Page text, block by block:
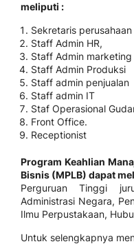
meliputi :
Sekretaris perusahaan
Staff Admin HR,
Staff Admin marketing
Staff Admin Produksi
Staff admin penjualan
Staff admin IT
Staf Operasional
Front Office.
Receptionist
Program Keahlian
Bisnis (MPLB) dapat
Perguruan Tinggi
Administrasi Negara,
Ilmu Perpustakaan,
Untuk selengkapnya